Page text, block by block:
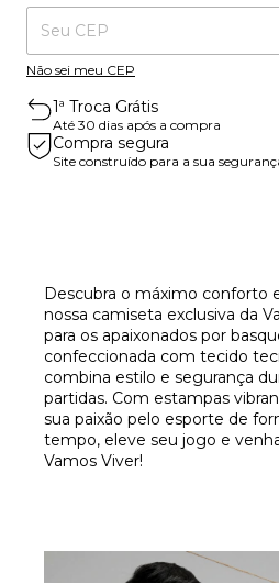
Não sei meu CEP
1ª Troca Grátis
Até 30 dias após a compra
Compra segura
Site construído para a sua
Descubra o máximo conforto
nossa camiseta exclusiva da
para os apaixonados por
confeccionada com tecido
combina estilo e segurança
partidas. Com estampas
sua paixão pelo esporte de
tempo, eleve seu jogo e
Vamos Viver!